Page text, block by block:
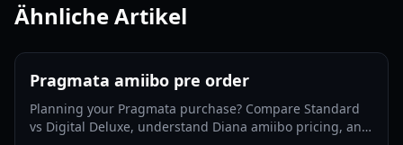
Ähnliche Artikel
Pragmata amiibo pre order
Planning your Pragmata purchase? Compare Standard
vs Digital Deluxe, understand Diana amiibo pricing, and